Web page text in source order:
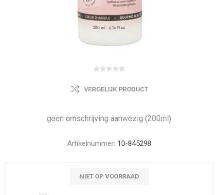
VERGELIJK PRODUCT
geen omschrijving aanwezig (200ml)
Artikelnummer: 10-845298
NIET OP VOORRAAD